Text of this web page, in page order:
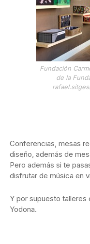
Fundación
de la
Conferencias, mesas
diseño, además de
Pero además si te
disfrutar de música en
Y por supuesto talleres
Yodona.